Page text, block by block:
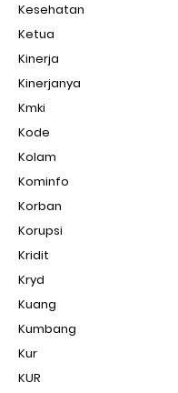
Kesehatan
Ketua
Kinerja
Kinerjanya
Kmki
Kode
Kolam
Kominfo
Korban
Korupsi
Kridit
Kryd
Kuang
Kumbang
Kur
KUR